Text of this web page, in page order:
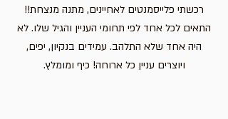
רכשתי פלייסמנטים לאחיינים, מתנה מנצחת!!
התאים לכל אחד לפי תחומי העניין והגיל שלו. לא
היה אחד שלא התלהב. עמידים בנקיון, יפים,
ויוצרים עניין כל ארוחה! כיף ומומלץ.